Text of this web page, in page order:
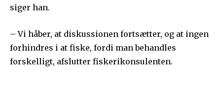
siger han.
– Vi håber, at diskussionen fortsætter, og at ingen
forhindres i at fiske, fordi man behandles
forskelligt, afslutter fiskerikonsulenten.